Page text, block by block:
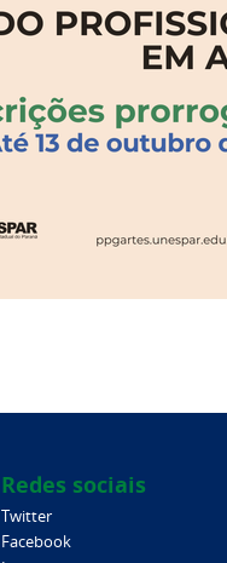
Redes sociais
Twitter
Facebook